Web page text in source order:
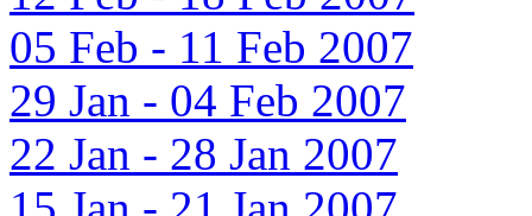
05 Feb - 11 Feb 2007
29 Jan - 04 Feb 2007
22 Jan - 28 Jan 2007